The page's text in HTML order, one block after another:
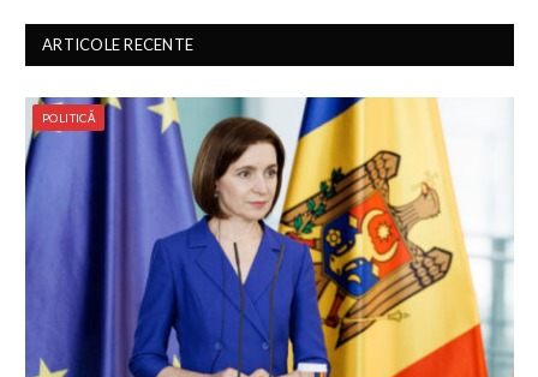
ARTICOLE RECENTE
POLITICĂ